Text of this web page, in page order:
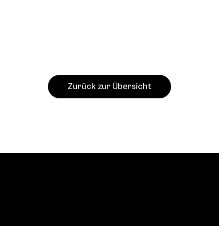
Zurück zur Übersicht